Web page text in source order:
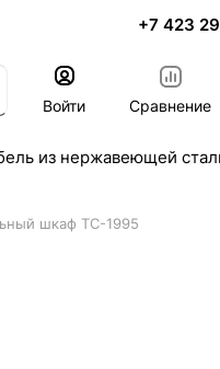
+7 423
Войти
Сравнение
из нержавеющей
шкаф ТС-1995